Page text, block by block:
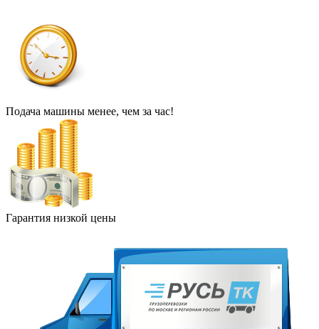
Подача машины менее, чем за час!
Гарантия низкой цены